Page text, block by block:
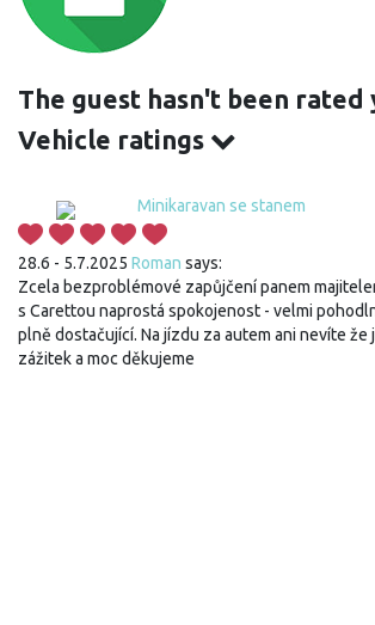
The guest hasn't been rated
Vehicle ratings
Minikaravan se stanem
28.6 - 5.7.2025 Roman says:
Zcela bezproblémové zapůjčení panem
s Carettou naprostá spokojenost - velmi
plně dostačující. Na jízdu za autem ani nevíte že
zážitek a moc děkujeme